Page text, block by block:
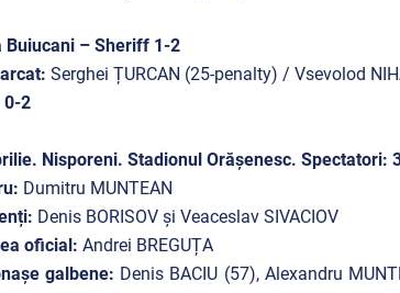
Buiucani – Sheriff 1-2
Serghei ȚURCAN (25-penalty) / Vsevolod
0-2
Nisporeni. Stadionul Orășenesc. Spectatori:
Dumitru MUNTEAN
Denis BORISOV și Veaceslav SIVACIOV
oficial: Andrei BREGUȚA
galbene: Denis BACIU (57), Alexandru